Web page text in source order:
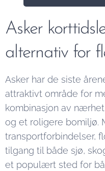
Asker
alternativ for
Asker har de siste
attraktivt område for
kombinasjon av
og et roligere bomiljø.
transportforbindelser,
tilgang til både sjø,
et populært sted for